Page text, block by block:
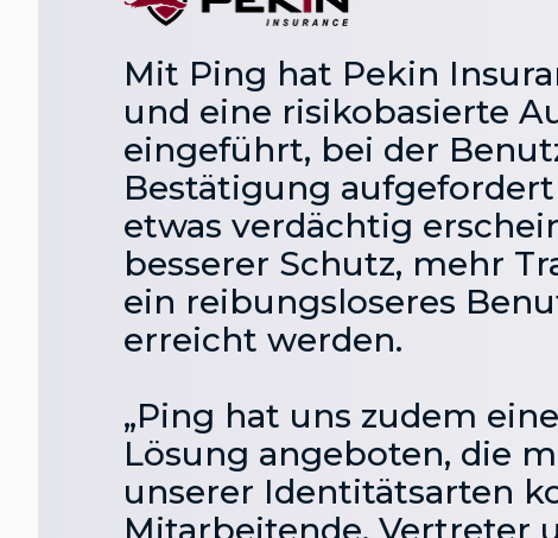
Mit Ping hat Pekin
und eine risikobasierte
eingeführt, bei der
Bestätigung
etwas verdächtig
besserer Schutz, mehr
ein reibungsloseres
erreicht werden.
„Ping hat uns zudem
Lösung angeboten, die
unserer Identitätsarten